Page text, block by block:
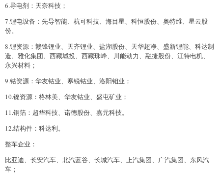
6.导电剂：天奈科技；
7.锂电设备：先导智能、杭可科技、海目星、科恒股份、奥特维、星云股
份。
8.锂资源：赣锋锂业、天齐锂业、盐湖股份、天华超净、盛新锂能、科达制
造、雅化集团、西藏城投、西藏珠峰、川能动力、融捷股份、江特电机、
永兴材料；
9.钴资源：华友钴业、寒锐钴业、洛阳钼业；
10.镍资源：格林美、华友钴业、盛屯矿业；
11.铜箔：超华科技、诺德股份、嘉元科技。
12.结构件：科达利。
整车企业：
比亚迪、长安汽车、北汽蓝谷、长城汽车、上汽集团、广汽集团、东风汽
车；